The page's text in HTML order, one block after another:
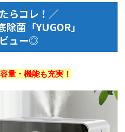
らコレ！／
菌「YUGOR」
ュー◎
量・機能も充実！